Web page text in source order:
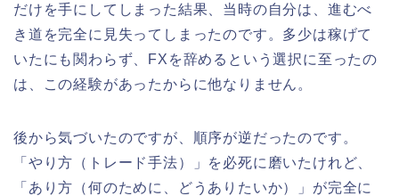
だけを手にしてしまった結果、当時の自分は、進むべ
き道を完全に見失ってしまったのです。多少は稼げて
いたにも関わらず、FXを辞めるという選択に至ったの
は、この経験があったからに他なりません。
後から気づいたのですが、順序が逆だったのです。
「やり方（トレード手法）」を必死に磨いたけれど、
「あり方（何のために、どうありたいか）」が完全に